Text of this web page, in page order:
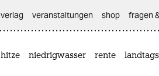
verlag
veranstaltungen shop fragen
hitze niedrigwasser rente